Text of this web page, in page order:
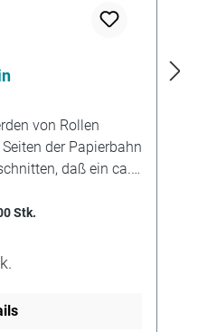
von Rollen
der Papierbahn
daß ein ca.
eine etwas
versehen. Wenn
am Boden
Klebnähten. Der
Stk.